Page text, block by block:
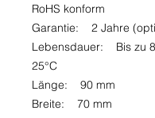
RoHS konform
Garantie: 2 Jahre
Lebensdauer: Bis zu
25°C
Länge: 90 mm
Breite: 70 mm